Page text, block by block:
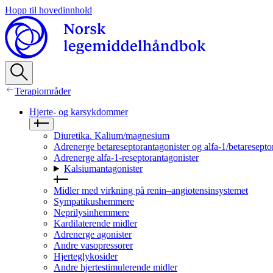
Hopp til hovedinnhold
Terapiområder
Hjerte- og karsykdommer
Diuretika. Kalium/magnesium
Adrenerge betareseptorantagonister og alfa-1/
Adrenerge alfa-1-reseptorantagonister
Kalsiumantagonister
Midler med virkning på renin–angiotensinsystemet
Sympatikushemmere
Neprilysinhemmere
Kardilaterende midler
Adrenerge agonister
Andre vasopressorer
Hjerteglykosider
Andre hjertestimulerende midler